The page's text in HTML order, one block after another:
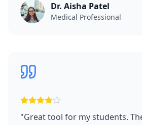
Dr. Aisha Patel
Medical Professional
"Great tool for my students.